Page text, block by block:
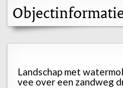
Landschap met
vee over een zandweg